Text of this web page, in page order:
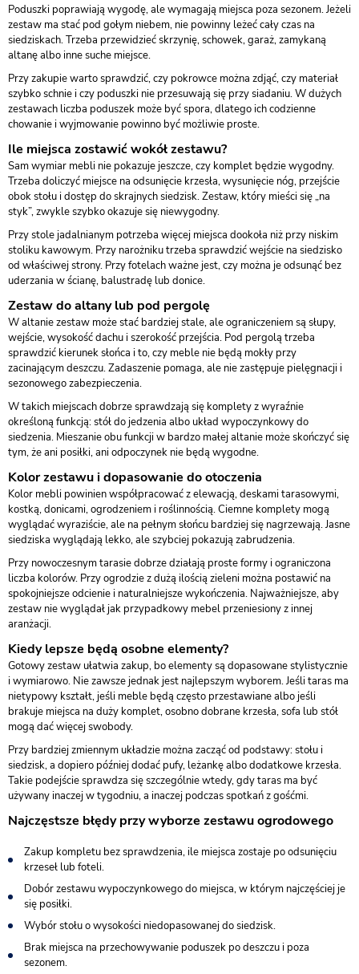
Poduszki poprawiają wygodę, ale wymagają miejsca poza sezonem. Jeżeli
zestaw ma stać pod gołym niebem, nie powinny leżeć cały czas na
siedziskach. Trzeba przewidzieć skrzynię, schowek, garaż, zamykaną
altanę albo inne suche miejsce.
Przy zakupie warto sprawdzić, czy pokrowce można zdjąć, czy materiał
szybko schnie i czy poduszki nie przesuwają się przy siadaniu. W dużych
zestawach liczba poduszek może być spora, dlatego ich codzienne
chowanie i wyjmowanie powinno być możliwie proste.
Ile miejsca zostawić wokół zestawu?
Sam wymiar mebli nie pokazuje jeszcze, czy komplet będzie wygodny.
Trzeba doliczyć miejsce na odsunięcie krzesła, wysunięcie nóg, przejście
obok stołu i dostęp do skrajnych siedzisk. Zestaw, który mieści się „na
styk”, zwykle szybko okazuje się niewygodny.
Przy stole jadalnianym potrzeba więcej miejsca dookoła niż przy niskim
stoliku kawowym. Przy narożniku trzeba sprawdzić wejście na siedzisko
od właściwej strony. Przy fotelach ważne jest, czy można je odsunąć bez
uderzania w ścianę, balustradę lub donice.
Zestaw do altany lub pod pergolę
W altanie zestaw może stać bardziej stale, ale ograniczeniem są słupy,
wejście, wysokość dachu i szerokość przejścia. Pod pergolą trzeba
sprawdzić kierunek słońca i to, czy meble nie będą mokły przy
zacinającym deszczu. Zadaszenie pomaga, ale nie zastępuje pielęgnacji i
sezonowego zabezpieczenia.
W takich miejscach dobrze sprawdzają się komplety z wyraźnie
określoną funkcją: stół do jedzenia albo układ wypoczynkowy do
siedzenia. Mieszanie obu funkcji w bardzo małej altanie może skończyć się
tym, że ani posiłki, ani odpoczynek nie będą wygodne.
Kolor zestawu i dopasowanie do otoczenia
Kolor mebli powinien współpracować z elewacją, deskami tarasowymi,
kostką, donicami, ogrodzeniem i roślinnością. Ciemne komplety mogą
wyglądać wyraziście, ale na pełnym słońcu bardziej się nagrzewają. Jasne
siedziska wyglądają lekko, ale szybciej pokazują zabrudzenia.
Przy nowoczesnym tarasie dobrze działają proste formy i ograniczona
liczba kolorów. Przy ogrodzie z dużą ilością zieleni można postawić na
spokojniejsze odcienie i naturalniejsze wykończenia. Najważniejsze, aby
zestaw nie wyglądał jak przypadkowy mebel przeniesiony z innej
aranżacji.
Kiedy lepsze będą osobne elementy?
Gotowy zestaw ułatwia zakup, bo elementy są dopasowane stylistycznie
i wymiarowo. Nie zawsze jednak jest najlepszym wyborem. Jeśli taras ma
nietypowy kształt, jeśli meble będą często przestawiane albo jeśli
brakuje miejsca na duży komplet, osobno dobrane krzesła, sofa lub stół
mogą dać więcej swobody.
Przy bardziej zmiennym układzie można zacząć od podstawy: stołu i
siedzisk, a dopiero później dodać pufy, leżankę albo dodatkowe krzesła.
Takie podejście sprawdza się szczególnie wtedy, gdy taras ma być
używany inaczej w tygodniu, a inaczej podczas spotkań z gośćmi.
Najczęstsze błędy przy wyborze zestawu ogrodowego
Zakup kompletu bez sprawdzenia, ile miejsca zostaje po odsunięciu
krzeseł lub foteli.
Dobór zestawu wypoczynkowego do miejsca, w którym najczęściej je
się posiłki.
Wybór stołu o wysokości niedopasowanej do siedzisk.
Brak miejsca na przechowywanie poduszek po deszczu i poza
sezonem.